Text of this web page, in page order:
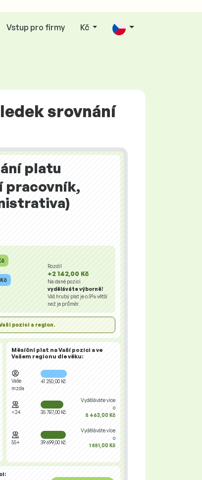
Vstup pro firmy Kč
srovnání
platu
pracovník,
Rozdíl
+2 142,00 Kč
Na dané pozici
vyděláváte výborně!
Váš hrubý plat je o5%větší
než je průměr.
pozici a region.
Měsíční plat na Vaší pozici a ve
Vašem regionu dle věku:
Vaše
mzda
41 250,00 Kč
<24 35 787,00 Kč
Vyděláváte více
o
5 463,00 Kč
55+ 39 699,00 Kč
Vyděláváte více
o
1 551,00 Kč